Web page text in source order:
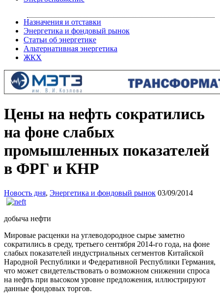
Назначения и отставки
Энергетика и фондовый рынок
Статьи об энергетике
Альтернативная энергетика
ЖКХ
Цены на нефть сократились
на фоне слабых
промышленных показателей
в ФРГ и КНР
Новость дня, Энергетика и фондовый рынок 03/09/2014
добыча нефти
Мировые расценки на углеводородное сырье заметно
сократились в среду, третьего сентября 2014-го года, на фоне
слабых показателей индустриальных сегментов Китайской
Народной Республики и Федеративной Республики Германия,
что может свидетельствовать о возможном снижении спроса
на нефть при высоком уровне предложения, иллюстрируют
данные фондовых торгов.